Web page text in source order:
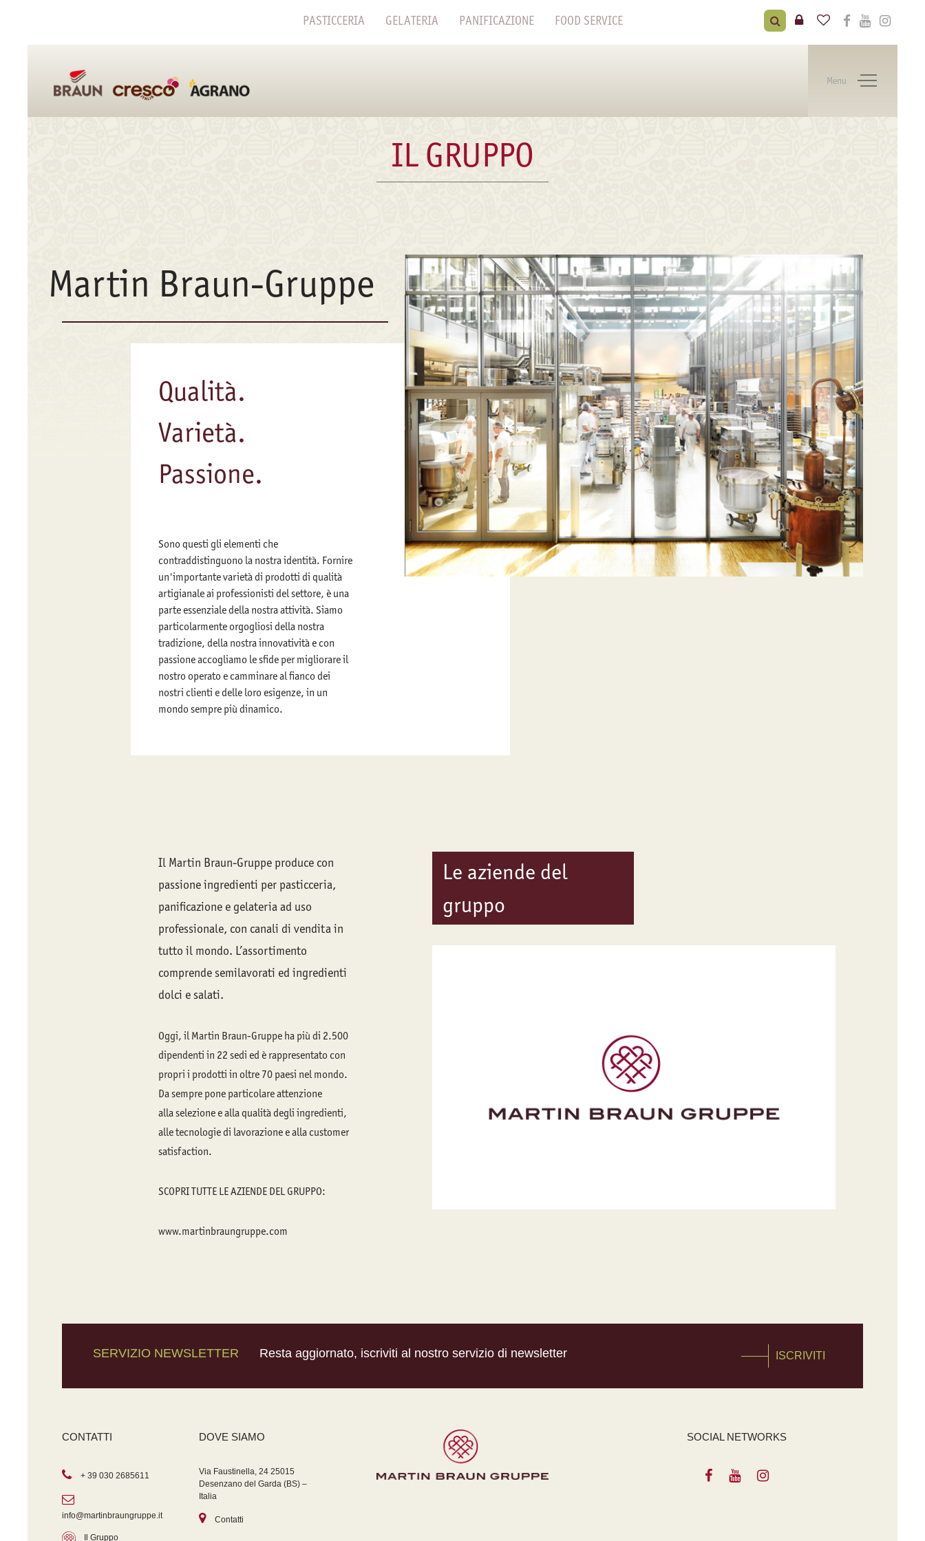
PASTICCERIA GELATERIA PANIFICAZIONE FOOD SERVICE
Menu
IL GRUPPO
Martin Braun-Gruppe
Qualità.
Varietà.
Passione.
Sono questi gli elementi che
contraddistinguono la nostra identità. Fornire
un'importante varietà di prodotti di qualità
artigianale ai professionisti del settore, è una
parte essenziale della nostra attività. Siamo
particolarmente orgogliosi della nostra
tradizione, della nostra innovatività e con
passione accogliamo le sfide per migliorare il
nostro operato e camminare al fianco dei
nostri clienti e delle loro esigenze, in un
mondo sempre più dinamico.
Il Martin Braun-Gruppe produce con
passione ingredienti per pasticceria,
panificazione e gelateria ad uso
professionale, con canali di vendita in
tutto il mondo. L’assortimento
comprende semilavorati ed ingredienti
dolci e salati.
Oggi, il Martin Braun-Gruppe ha più di 2.500
dipendenti in 22 sedi ed è rappresentato con
propri i prodotti in oltre 70 paesi nel mondo.
Da sempre pone particolare attenzione
alla selezione e alla qualità degli ingredienti,
alle tecnologie di lavorazione e alla customer
satisfaction.
SCOPRI TUTTE LE AZIENDE DEL GRUPPO:
www.martinbraungruppe.com
Le aziende del
gruppo
SERVIZIO NEWSLETTER Resta aggiornato, iscriviti al nostro servizio di newsletter ISCRIVITI
CONTATTI
+ 39 030 2685611
info@martinbraungruppe.it
Il Gruppo
DOVE SIAMO
Via Faustinella, 24 25015
Desenzano del Garda (BS) –
Italia
Contatti
SOCIAL NETWORKS